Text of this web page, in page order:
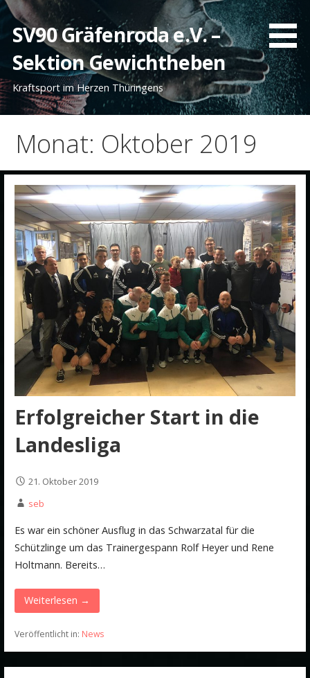
Zum
Inhalt
springen
SV90 Gräfenroda e.V. –
Sektion Gewichtheben
Kraftsport im Herzen Thüringens
Monat: Oktober 2019
Erfolgreicher Start in die
Landesliga
21. Oktober 2019
seb
Es war ein schöner Ausflug in das Schwarzatal für die
Schützlinge um das Trainergespann Rolf Heyer und Rene
Holtmann. Bereits…
Weiterlesen →
Veröffentlicht in: News